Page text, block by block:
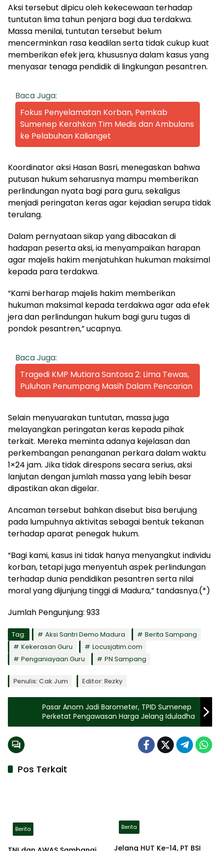
Aksi tersebut dipicu oleh kekecewaan terhadap
tuntutan lima tahun penjara bagi dua terdakwa.
Massa menilai, tuntutan tersebut belum
mencerminkan rasa keadilan serta tidak cukup kuat
memberikan efek jera, khususnya dalam kasus yang
menyasar tenaga pendidik di lingkungan pesantren.
Baca Juga:
Fokus Penyelamatan Korban, Pemkab
Sumenep Kerahkan Tim Medis dan Ambulans
ke Pelabuhan Kalianget
Koordinator aksi Hasan Basri, menegaskan bahwa
putusan hukum seharusnya mampu memberikan
perlindungan nyata bagi para guru, sekaligus
menjadi peringatan keras agar kejadian serupa tidak
terulang.
Dalam pernyataan sikap yang dibacakan di
hadapan peserta aksi, ia menyampaikan harapan
agar majelis hakim menjatuhkan hukuman maksimal
kepada para terdakwa.
“Kami berharap majelis hakim memberikan
hukuman maksimal kepada terdakwa agar ada efek
jera dan perlindungan hukum bagi guru tugas di
pondok pesantren,” ucapnya.
Baca Juga:
Tragedi KMP Mutiara Santosa 2: Lima Tewas,
Puluhan Penumpang Masih Dalam Pencarian
Selain menyuarakan tuntutan, massa juga
melayangkan peringatan keras kepada pihak
terkait. Mereka meminta adanya kejelasan dan
perkembangan penanganan perkara dalam waktu
1×24 jam. Jika tidak direspons secara serius, aksi
lanjutan dengan jumlah massa yang lebih besar
dipastikan akan digelar.
Ancaman tersebut bahkan disebut bisa berujung
pada lumpuhnya aktivitas sebagai bentuk tekanan
terhadap aparat penegak hukum.
“Bagi kami, kasus ini tidak hanya menyangkut individu
korban, tetapi juga menyentuh aspek perlindungan
terhadap dunia pendidikan pesantren serta nilai
moral yang dijunjung tinggi di Madura,” tandasnya.(*)
Jumlah Pengunjung: 933
Tag: Aksi Santri Demo Madura
Berita Sampang
Kekerasan Guru
Locusjatim.com
Penganiayaan Guru
PN Sampang
Penulis: Cak Jum Editor: Rezky
Pasar Anom Jadi Barometer, TPID Sumenep
Perketat Pengawasan Harga Jelang Iduladha
Pos Terkait
Berita Berita
Jelang HUT Ke-14, PT BSI